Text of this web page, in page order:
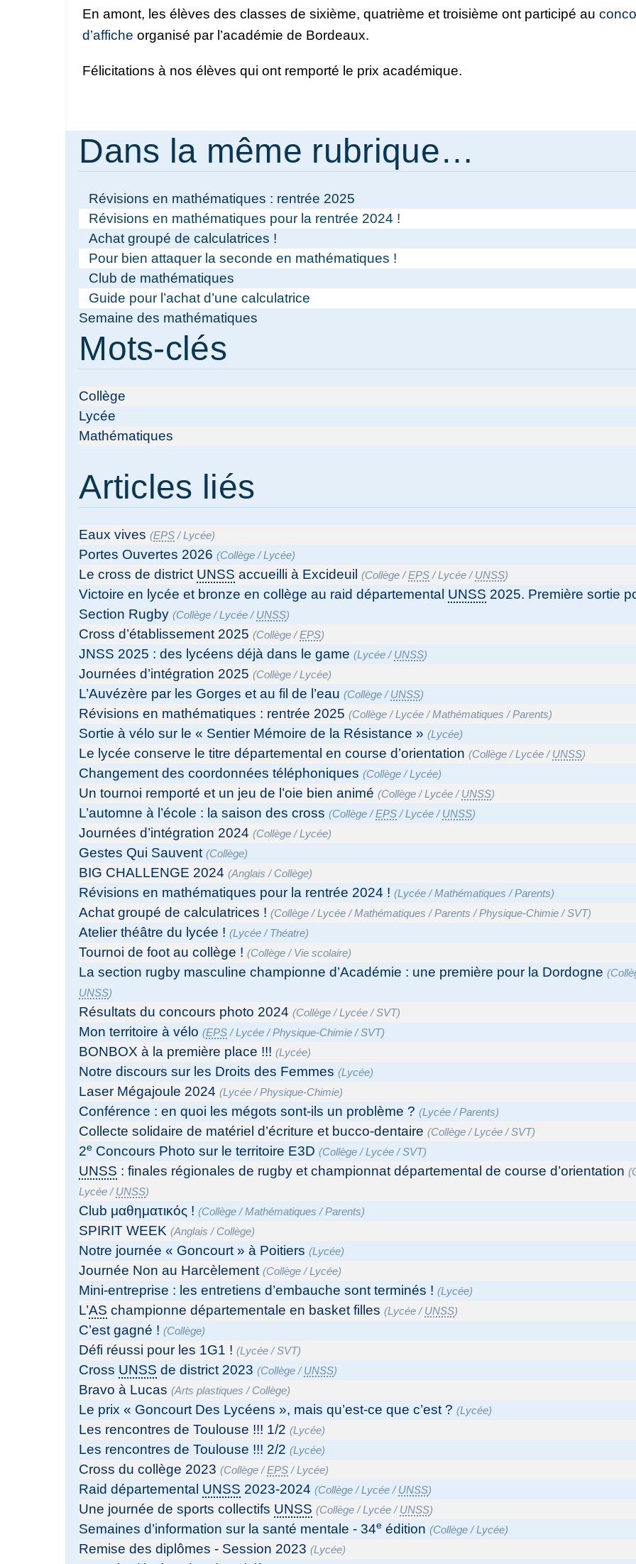
En amont, les élèves des classes de sixième, quatrième et troisième ont participé au
d’affiche organisé par l’académie de Bordeaux.
Félicitations à nos élèves qui ont remporté le prix académique.
Dans la même rubrique…
Révisions en mathématiques : rentrée 2025
Révisions en mathématiques pour la rentrée 2024 !
Achat groupé de calculatrices !
Pour bien attaquer la seconde en mathématiques !
Club de mathématiques
Guide pour l’achat d’une calculatrice
Semaine des mathématiques
Mots-clés
Collège
Lycée
Mathématiques
Articles liés
Eaux vives (EPS /Lycée)
Portes Ouvertes 2026 (Collège /Lycée)
Le cross de district UNSS accueilli à Excideuil (Collège /EPS /Lycée /UNSS)
Victoire en lycée et bronze en collège au raid départemental UNSS 2025. Première sortie
Section Rugby (Collège /Lycée /UNSS)
Cross d’établissement 2025 (Collège /EPS)
JNSS 2025 : des lycéens déjà dans le game (Lycée /UNSS)
Journées d’intégration 2025 (Collège /Lycée)
L’Auvézère par les Gorges et au fil de l’eau (Collège /UNSS)
Révisions en mathématiques : rentrée 2025 (Collège /Lycée /Mathématiques /Parents)
Sortie à vélo sur le « Sentier Mémoire de la Résistance » (Lycée)
Le lycée conserve le titre départemental en course d’orientation (Collège /Lycée /UNSS)
Changement des coordonnées téléphoniques (Collège /Lycée)
Un tournoi remporté et un jeu de l’oie bien animé (Collège /Lycée /UNSS)
L’automne à l’école : la saison des cross (Collège /EPS /Lycée /UNSS)
Journées d’intégration 2024 (Collège /Lycée)
Gestes Qui Sauvent (Collège)
BIG CHALLENGE 2024 (Anglais /Collège)
Révisions en mathématiques pour la rentrée 2024 ! (Lycée /Mathématiques /Parents)
Achat groupé de calculatrices ! (Collège /Lycée /Mathématiques /Parents /Physique-Chimie /SVT)
Atelier théâtre du lycée ! (Lycée /Théatre)
Tournoi de foot au collège ! (Collège /Vie scolaire)
La section rugby masculine championne d’Académie : une première pour la Dordogne (
UNSS)
Résultats du concours photo 2024 (Collège /Lycée /SVT)
Mon territoire à vélo (EPS /Lycée /Physique-Chimie /SVT)
BONBOX à la première place !!! (Lycée)
Notre discours sur les Droits des Femmes (Lycée)
Laser Mégajoule 2024 (Lycée /Physique-Chimie)
Conférence : en quoi les mégots sont-ils un problème ? (Lycée /Parents)
Collecte solidaire de matériel d’écriture et bucco-dentaire (Collège /Lycée /SVT)
2e Concours Photo sur le territoire E3D (Collège /Lycée /SVT)
UNSS : finales régionales de rugby et championnat départemental de course d’orientation (
Lycée /UNSS)
Club μαθηματικός ! (Collège /Mathématiques /Parents)
SPIRIT WEEK (Anglais /Collège)
Notre journée « Goncourt » à Poitiers (Lycée)
Journée Non au Harcèlement (Collège /Lycée)
Mini-entreprise : les entretiens d’embauche sont terminés ! (Lycée)
L’AS championne départementale en basket filles (Lycée /UNSS)
C’est gagné ! (Collège)
Défi réussi pour les 1G1 ! (Lycée /SVT)
Cross UNSS de district 2023 (Collège /UNSS)
Bravo à Lucas (Arts plastiques /Collège)
Le prix « Goncourt Des Lycéens », mais qu’est-ce que c’est ? (Lycée)
Les rencontres de Toulouse !!! 1/2 (Lycée)
Les rencontres de Toulouse !!! 2/2 (Lycée)
Cross du collège 2023 (Collège /EPS /Lycée)
Raid départemental UNSS 2023-2024 (Collège /Lycée /UNSS)
Une journée de sports collectifs UNSS (Collège /Lycée /UNSS)
Semaines d’information sur la santé mentale - 34e édition (Collège /Lycée)
Remise des diplômes - Session 2023 (Lycée)